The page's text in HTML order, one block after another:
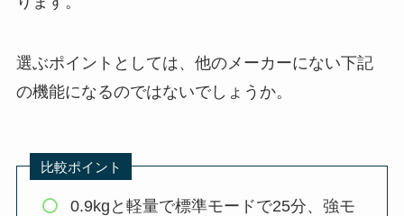
選ぶポイントとしては、他のメーカーにない下記
の機能になるのではないでしょうか。
比較ポイント
0.9kgと軽量で標準モードで25分、強モ